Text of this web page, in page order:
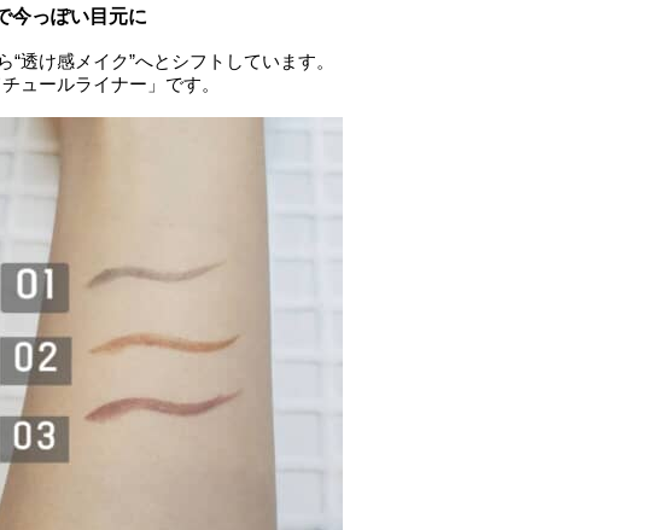
今っぽい目元に
透け感メイク”へとシフトしています。
ュールライナー」です。